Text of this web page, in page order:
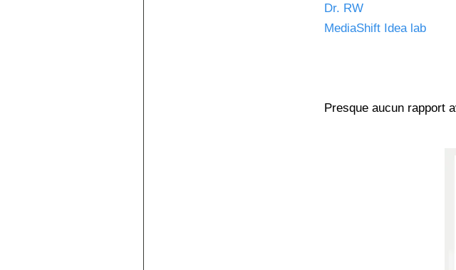
Dr. RW
MediaShift Idea lab
Presque aucun rapport